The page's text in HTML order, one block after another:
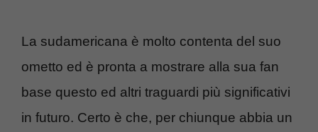
La sudamericana è molto contenta del suo
ometto ed è pronta a mostrare alla sua fan
base questo ed altri traguardi più significativi
in futuro. Certo è che, per chiunque abbia un